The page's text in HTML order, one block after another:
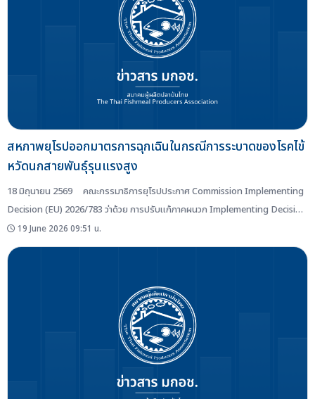
สหภาพยุโรปออกมาตรการฉุกเฉินในกรณีการระบาดของโรคไข้
หวัดนกสายพันธุ์รุนแรงสูง
18 มิถุนายน 2569 คณะกรรมาธิการยุโรปประกาศ Commission Implementing
Decision (EU) 2026/783 ว่าด้วย การปรับแก้ภาคผนวก Implementing Decision
(EU) 2023/2447 เกี่ยวกับมาตรการฉุกเฉินในกรณีการระบาดของโรคไข้หวัดนกสาย
พันธุ์รุนแรงสูงในประเทศสมาชิกบางประเทศ ใน Official Journal of...
19 June 2026 09:51 น.